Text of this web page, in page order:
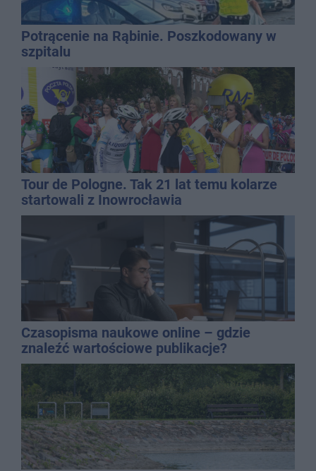
Potrącenie na Rąbinie. Poszkodowany w
szpitalu
Tour de Pologne. Tak 21 lat temu kolarze
startowali z Inowrocławia
Czasopisma naukowe online – gdzie
znaleźć wartościowe publikacje?